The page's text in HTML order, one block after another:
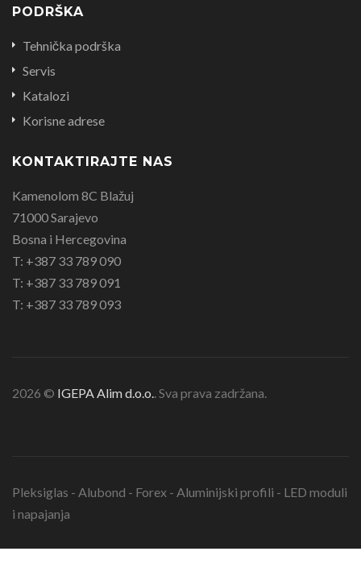
PODRŠKA
Tehnička podrška
Servis
Katalozi
Korisne adrese
KONTAKTIRAJTE NAS
Kamenolom 8C Blažuj
71000 Sarajevo
Bosna i Hercegovina
T: +387 33 789 090
T: +387 33 789 091
T: +387 33 789 093
2026 © IGEPA Alim d.o.o.. Sva prava zadržana.
Pleksiglas - Alubond - Forex - Aluminijski profili - LED moduli
i napajanja